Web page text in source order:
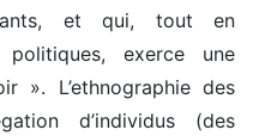
et qui, tout en
exerce une
». L’ethnographie des
d’individus (des